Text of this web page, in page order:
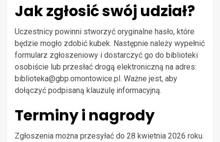
Jak zgłosić swój udział?
Uczestnicy powinni stworzyć oryginalne hasło, które
będzie mogło zdobić kubek. Następnie należy wypełnić
formularz zgłoszeniowy i dostarczyć go do biblioteki
osobiście lub przesłać drogą elektroniczną na adres:
biblioteka@gbp.ornontowice.pl. Ważne jest, aby
dołączyć podpisaną klauzulę informacyjną.
Terminy i nagrody
Zgłoszenia można przesyłać do 28 kwietnia 2026 roku.